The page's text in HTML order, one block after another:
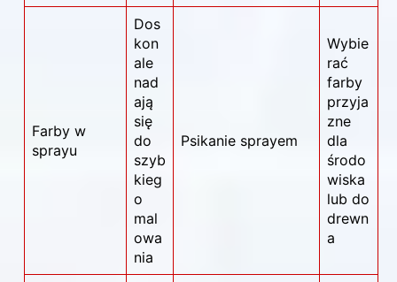
Farby w
sprayu
Dos
kon
ale
nad
ają
się
do
szyb
kieg
o
mal
owa
nia
Psikanie sprayem
Wybie
rać
farby
przyja
zne
dla
środo
wiska
lub do
drewn
a